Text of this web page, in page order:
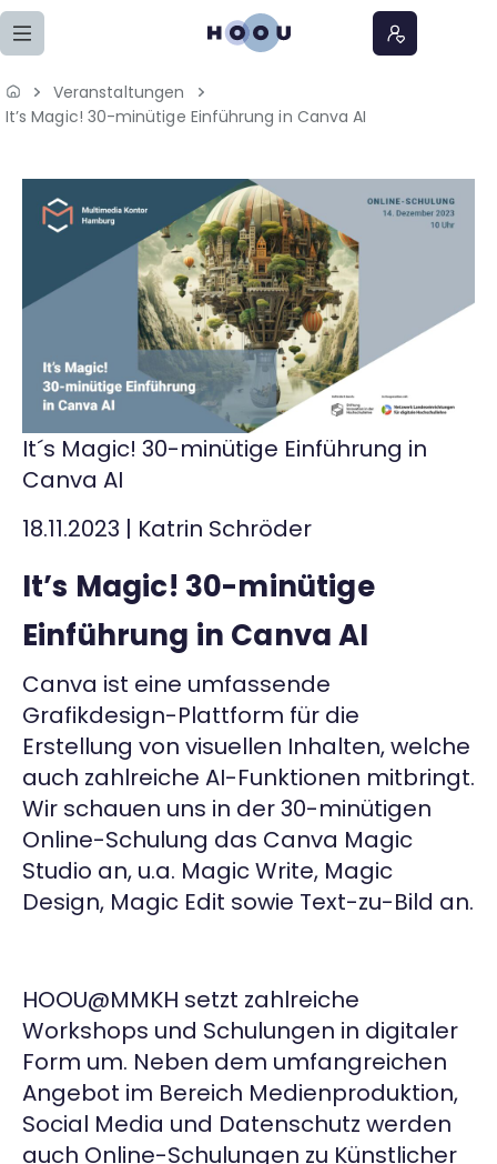
Zum Seiteninhalt springen
Home
Podcasts
Meine Lernangebote
Veranstaltungen
Über uns
Kontakt
Veranstaltungen
It’s Magic! 30-minütige Einführung in Canva AI
It´s Magic! 30-minütige Einführung in
Canva AI
18.11.2023 | Katrin Schröder
It’s Magic! 30-minütige
Einführung in Canva AI
Canva ist eine umfassende
Grafikdesign-Plattform für die
Erstellung von visuellen Inhalten, welche
auch zahlreiche AI-Funktionen mitbringt.
Wir schauen uns in der 30-minütigen
Online-Schulung das Canva Magic
Studio an, u.a. Magic Write, Magic
Design, Magic Edit sowie Text-zu-Bild an.
HOOU@MMKH setzt zahlreiche
Workshops und Schulungen in digitaler
Form um. Neben dem umfangreichen
Angebot im Bereich Medienproduktion,
Social Media und Datenschutz werden
auch Online-Schulungen zu Künstlicher